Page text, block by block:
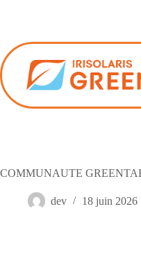
COMMUNAUTE
dev 18 juin 2026